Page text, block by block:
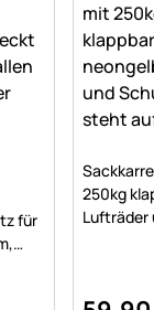
Bewertungen)
für
250kg
Lufträder